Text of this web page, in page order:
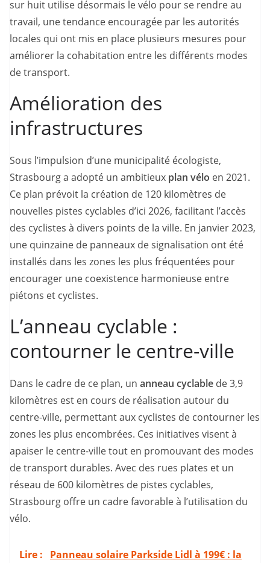
sur huit utilise désormais le vélo pour se rendre au
travail, une tendance encouragée par les autorités
locales qui ont mis en place plusieurs mesures pour
améliorer la cohabitation entre les différents modes
de transport.
Amélioration des
infrastructures
Sous l’impulsion d’une municipalité écologiste,
Strasbourg a adopté un ambitieux plan vélo en 2021.
Ce plan prévoit la création de 120 kilomètres de
nouvelles pistes cyclables d’ici 2026, facilitant l’accès
des cyclistes à divers points de la ville. En janvier 2023,
une quinzaine de panneaux de signalisation ont été
installés dans les zones les plus fréquentées pour
encourager une coexistence harmonieuse entre
piétons et cyclistes.
L’anneau cyclable :
contourner le centre-ville
Dans le cadre de ce plan, un anneau cyclable de 3,9
kilomètres est en cours de réalisation autour du
centre-ville, permettant aux cyclistes de contourner les
zones les plus encombrées. Ces initiatives visent à
apaiser le centre-ville tout en promouvant des modes
de transport durables. Avec des rues plates et un
réseau de 600 kilomètres de pistes cyclables,
Strasbourg offre un cadre favorable à l’utilisation du
vélo.
Lire :
Panneau solaire Parkside Lidl à 199€ : la